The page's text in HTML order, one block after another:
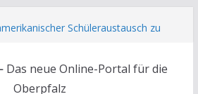
Schüleraustausch zu
versuchen in Gebäude in Reuth
Das neue Online-Portal für die
Oberpfalz